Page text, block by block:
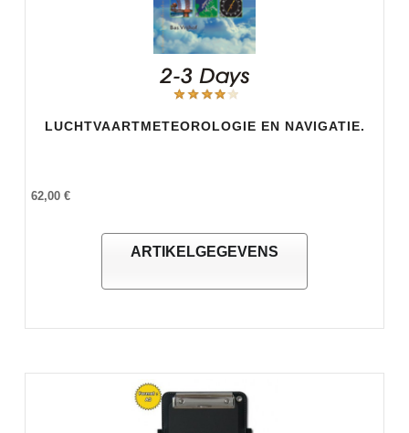
LUCHTVAARTMETEOROLOGIE EN NAVIGATIE.
62,00 €
ARTIKELGEGEVENS